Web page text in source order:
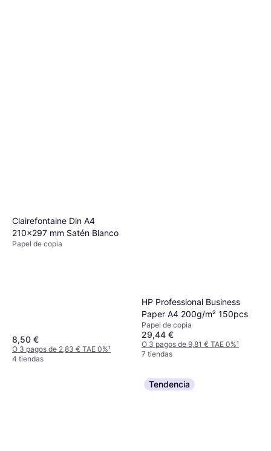
Clairefontaine Din A4
210x297 mm Satén Blanco
Papel de copia
8,50 €
O 3 pagos de 2,83 € TAE 0%¹
4 tiendas
HP Professional Business
Paper A4 200g/m² 150pcs
Papel de copia
29,44 €
O 3 pagos de 9,81 € TAE 0%¹
7 tiendas
Tendencia